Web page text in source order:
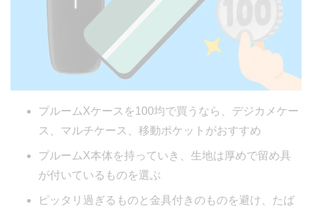
プルームXケースを100均で買うなら、デジカメケー
ス、マルチケース、移動ポケットがおすすめ
プルームX本体を持っていき、生地は厚めで留め具
が付いているものを選ぶ
ピッタリ過ぎるものと金具付きのものを避け、たば